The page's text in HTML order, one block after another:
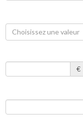
Choisissez une valeur
€